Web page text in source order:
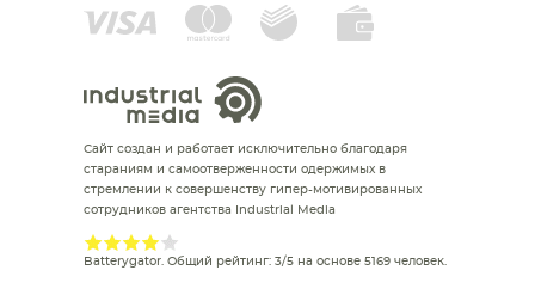
Сайт создан и работает исключительно благодаря
стараниям и самоотверженности одержимых в
стремлении к совершенству гипер-мотивированных
сотрудников агентства Industrial Media
Batterygator. Общий рейтинг: 3/5 на основе 5169 человек.